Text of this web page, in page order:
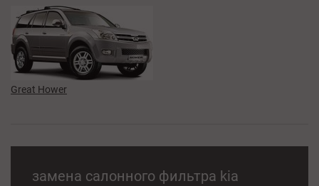
Great Hower
замена салонного фильтра kia